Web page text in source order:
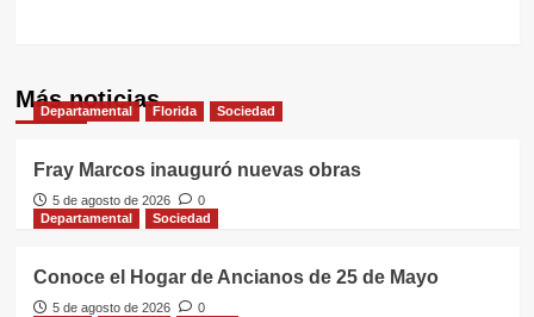
Más noticias
Departamental Florida Sociedad
Fray Marcos inauguró nuevas obras
5 de agosto de 2026
0
Departamental
Sociedad
Conoce el Hogar de Ancianos de 25 de Mayo
5 de agosto de 2026
0